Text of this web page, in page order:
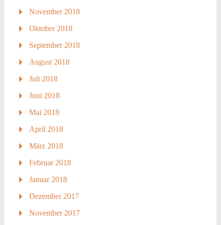
November 2018
Oktober 2018
September 2018
August 2018
Juli 2018
Juni 2018
Mai 2018
April 2018
März 2018
Februar 2018
Januar 2018
Dezember 2017
November 2017